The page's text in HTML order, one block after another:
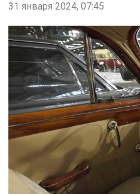
31 января 2024, 07:45